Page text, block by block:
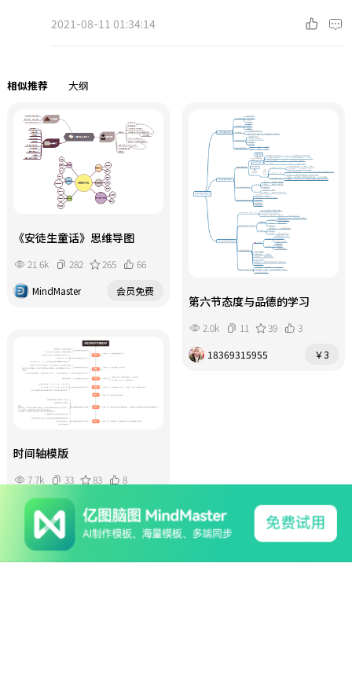
2021-08-11 01:34:14
相似推荐 大纲
《安徒生童话》思维导图
21.6k 282 265
66
MindMaster
会员免费
第六节态度与品德的学习
2.0k 11 39
3
18369315955
￥3
时间轴模版
7.7k 33 83
8
￥10